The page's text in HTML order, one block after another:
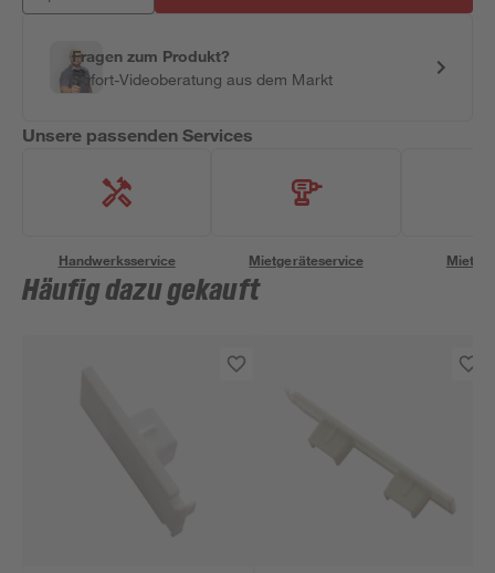
Fragen zum Produkt?
Sofort-Videoberatung aus dem Markt
Unsere passenden Services
Handwerksservice Mietgeräteservice
Häufig dazu gekauft